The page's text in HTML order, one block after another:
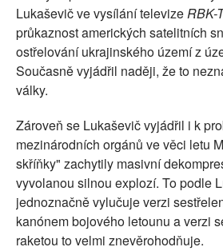
Lukaševič ve vysílání televizeRBK-
průkaznost amerických satelitních
ostřelování ukrajinského území z
Současně vyjádřil naději, že to
války.
Zároveň se Lukaševič vyjádřil i k
mezinárodních orgánů ve věci letu
skříňky" zachytily masivní
vyvolanou silnou explozí. To podle
jednoznačně vylučuje verzi
kanónem bojového letounu a verzi
raketou to velmi znevěrohodňuje.